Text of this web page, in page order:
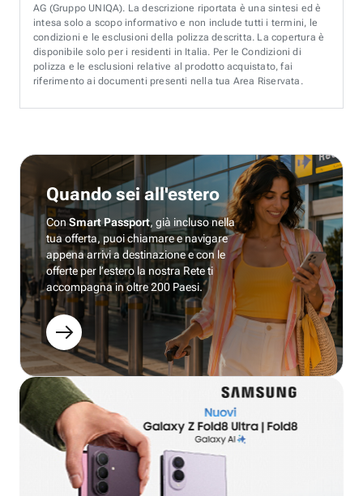
AG (Gruppo UNIQA). La descrizione riportata è una sintesi ed è
intesa solo a scopo informativo e non include tutti i termini, le
condizioni e le esclusioni della polizza descritta. La copertura è
disponibile solo per i residenti in Italia. Per le Condizioni di
polizza e le esclusioni relative al prodotto acquistato, fai
riferimento ai documenti presenti nella tua Area Riservata.
Quando sei all'estero
ConSmart Passport, già incluso nella
tua offerta, puoi chiamare e navigare
appena arrivi a destinazione e con le
offerte per l’estero la nostra Rete ti
accompagna in oltre 200 Paesi.